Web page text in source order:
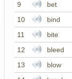
9
bet
10
bind
11
bite
12
bleed
13
blow